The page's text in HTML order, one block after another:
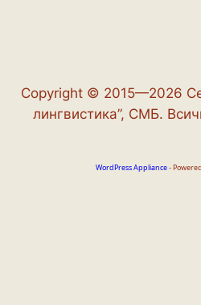
Copyright © 2015—2026
лингвистика”, СМБ.
WordPress Appliance-